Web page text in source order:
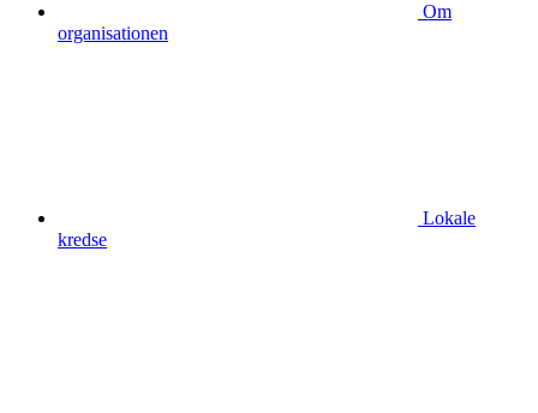
Om
organisationen
Lokale
kredse